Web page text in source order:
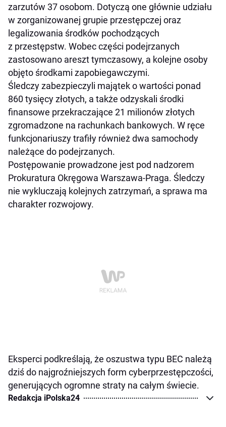
zarzutów 37 osobom. Dotyczą one głównie udziału
w zorganizowanej grupie przestępczej oraz
legalizowania środków pochodzących
z przestępstw. Wobec części podejrzanych
zastosowano areszt tymczasowy, a kolejne osoby
objęto środkami zapobiegawczymi.
Śledczy zabezpieczyli majątek o wartości ponad
860 tysięcy złotych, a także odzyskali środki
finansowe przekraczające 21 milionów złotych
zgromadzone na rachunkach bankowych. W ręce
funkcjonariuszy trafiły również dwa samochody
należące do podejrzanych.
Postępowanie prowadzone jest pod nadzorem
Prokuratura Okręgowa Warszawa-Praga. Śledczy
nie wykluczają kolejnych zatrzymań, a sprawa ma
charakter rozwojowy.
Eksperci podkreślają, że oszustwa typu BEC należą
dziś do najgroźniejszych form cyberprzestępczości,
generujących ogromne straty na całym świecie.
Redakcja iPolska24